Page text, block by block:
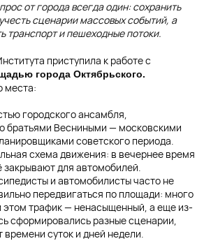
от города всегда один: сохранить
сценарии массовых событий, а
транспорт и пешеходные потоки.
приступила к работе с
города Октябрьского.
места:
городского ансамбля,
братьями Весниными — московскими
советского периода.
схема движения: в вечернее время
закрывают для автомобилей.
и автомобилисты часто не
передвигаться по площади: много
этом трафик — ненасыщенный, а еще из-
сформировались разные сценарии,
времени суток и дней недели.